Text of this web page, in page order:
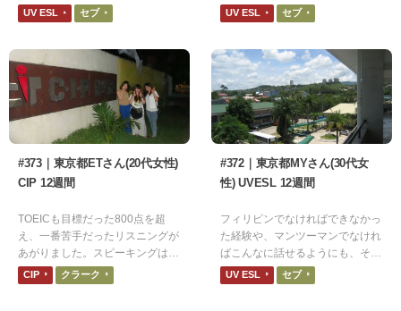
ありがとうございました。
UV ESL セブ
うになり、少し自信がつきまし
た。
UV ESL セブ
#373｜東京都ETさん(20代女性)
CIP 12週間
TOEICも目標だった800点を超
え、一番苦手だったリスニングが
あがりました。スピーキングはま
だまだですが、行く前と比べたら
上達したと思います。
CIP クラーク
#372｜東京都MYさん(30代女
性) UVESL 12週間
フィリピンでなければできなかっ
た経験や、マンツーマンでなけれ
ばこんなに話せるようにも、そも
そも英語を話すこと自体への嫌悪
感はなくなってないと思います。
UV ESL セブ